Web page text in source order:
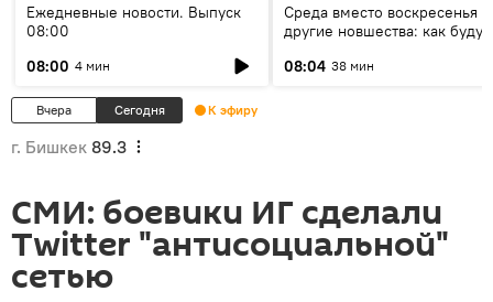
Ежедневные новости. Выпуск
08:00
08:00 4 мин
Среда вместо воскресенья и
другие новшества: как будут
08:04 38 мин
Вчера Сегодня К эфиру
г. Бишкек 89.3
СМИ: боевики ИГ сделали
Twitter "антисоциальной"
сетью